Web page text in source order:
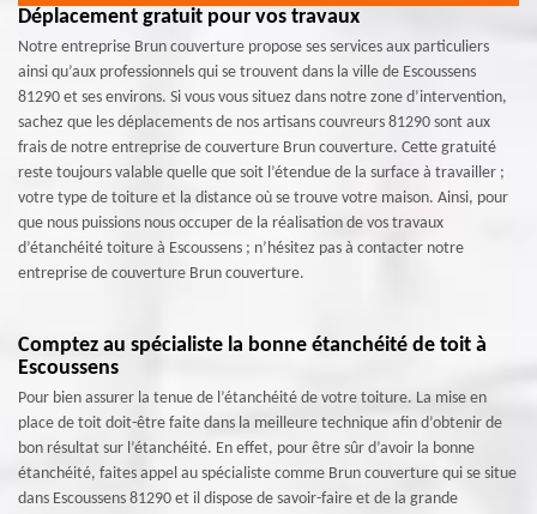
Déplacement gratuit pour vos travaux
Notre entreprise Brun couverture propose ses services aux particuliers
ainsi qu’aux professionnels qui se trouvent dans la ville de Escoussens
81290 et ses environs. Si vous vous situez dans notre zone d’intervention,
sachez que les déplacements de nos artisans couvreurs 81290 sont aux
frais de notre entreprise de couverture Brun couverture. Cette gratuité
reste toujours valable quelle que soit l’étendue de la surface à travailler ;
votre type de toiture et la distance où se trouve votre maison. Ainsi, pour
que nous puissions nous occuper de la réalisation de vos travaux
d’étanchéité toiture à Escoussens ; n’hésitez pas à contacter notre
entreprise de couverture Brun couverture.
Comptez au spécialiste la bonne étanchéité de toit à
Escoussens
Pour bien assurer la tenue de l’étanchéité de votre toiture. La mise en
place de toit doit-être faite dans la meilleure technique afin d’obtenir de
bon résultat sur l’étanchéité. En effet, pour être sûr d’avoir la bonne
étanchéité, faites appel au spécialiste comme Brun couverture qui se situe
dans Escoussens 81290 et il dispose de savoir-faire et de la grande